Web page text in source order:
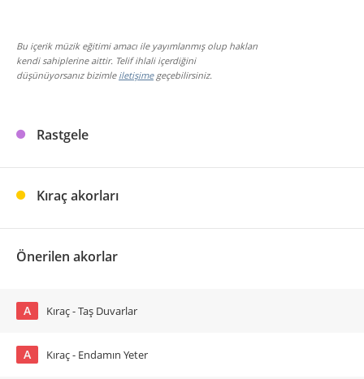
Bu içerik müzik eğitimi amacı ile yayımlanmış olup hakları
kendi sahiplerine aittir. Telif ihlali içerdiğini
düşünüyorsanız bizimle iletişimegeçebilirsiniz.
Rastgele
Kıraç akorları
Önerilen akorlar
A Kıraç - Taş Duvarlar
A Kıraç - Endamın Yeter